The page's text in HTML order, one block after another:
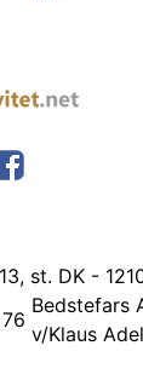
st. DK -
Bedstefars
v/Klaus